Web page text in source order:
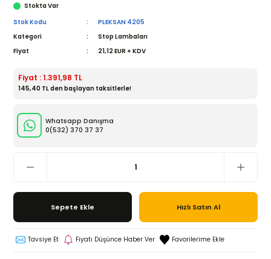
Stokta Var
Stok Kodu
PLEKSAN 4205
Kategori
Stop Lambaları
Fiyat
21,12 EUR + KDV
Fiyat : 1.391,98 TL
145,40 TL den başlayan taksitlerle!
Whatsapp Danışma
0(532) 370 37 37
Sepete Ekle Hızlı Satın Al
Tavsiye Et Fiyatı Düşünce Haber Ver